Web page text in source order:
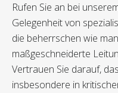
Rufen Sie an bei
Gelegenheit von
die beherrschen wie
maßgeschneiderte
Vertrauen Sie darauf,
insbesondere in